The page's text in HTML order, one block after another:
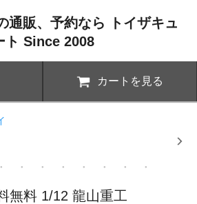
通販、予約なら トイザキュ
ト Since 2008
カートを見る
無料 1/12 龍山重工